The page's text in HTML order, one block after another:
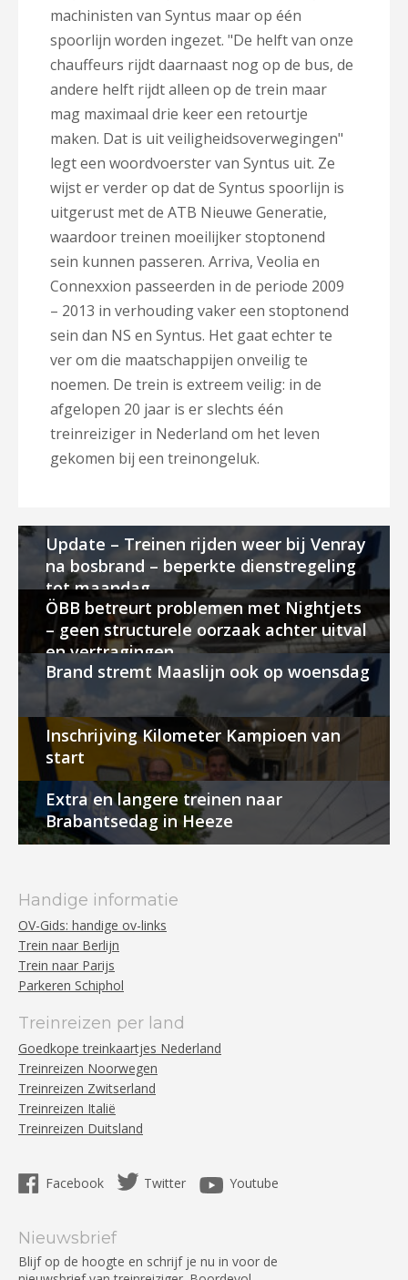
machinisten van Syntus maar op één
spoorlijn worden ingezet. "De helft van onze
chauffeurs rijdt daarnaast nog op de bus, de
andere helft rijdt alleen op de trein maar
mag maximaal drie keer een retourtje
maken. Dat is uit veiligheidsoverwegingen"
legt een woordvoerster van Syntus uit. Ze
wijst er verder op dat de Syntus spoorlijn is
uitgerust met de ATB Nieuwe Generatie,
waardoor treinen moeilijker stoptonend
sein kunnen passeren. Arriva, Veolia en
Connexxion passeerden in de periode 2009
– 2013 in verhouding vaker een stoptonend
sein dan NS en Syntus. Het gaat echter te
ver om die maatschappijen onveilig te
noemen. De trein is extreem veilig: in de
afgelopen 20 jaar is er slechts één
treinreiziger in Nederland om het leven
gekomen bij een treinongeluk.
Update – Treinen rijden weer bij Venray
na bosbrand – beperkte dienstregeling
tot maandag
ÖBB betreurt problemen met Nightjets
– geen structurele oorzaak achter uitval
en vertragingen
Brand stremt Maaslijn ook op woensdag
Inschrijving Kilometer Kampioen van
start
Extra en langere treinen naar
Brabantsedag in Heeze
Handige informatie
OV-Gids: handige ov-links
Trein naar Berlijn
Trein naar Parijs
Parkeren Schiphol
Treinreizen per land
Goedkope treinkaartjes Nederland
Treinreizen Noorwegen
Treinreizen Zwitserland
Treinreizen Italië
Treinreizen Duitsland
Facebook Twitter Youtube
Nieuwsbrief
Blijf op de hoogte en schrijf je nu in voor de